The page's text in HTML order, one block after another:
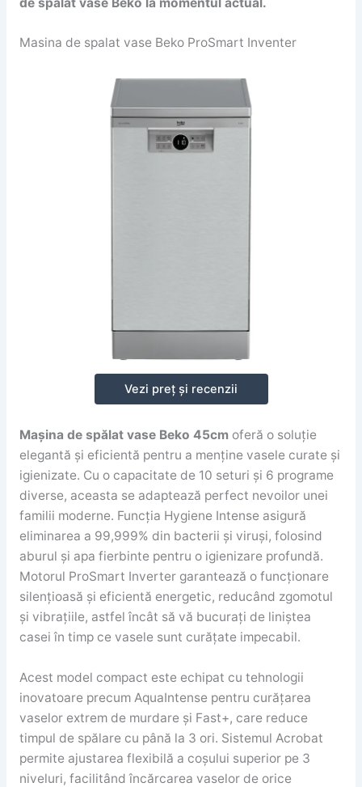
Masina de spalat vase Beko ProSmart Inventer
Vezi preț și recenzii
Mașina de spălat vase Beko 45cmoferă o soluție
elegantă și eficientă pentru a menține vasele curate și
igienizate. Cu o capacitate de 10 seturi și 6 programe
diverse, aceasta se adaptează perfect nevoilor unei
familii moderne. Funcția Hygiene Intense asigură
eliminarea a 99,999% din bacterii și viruși, folosind
aburul și apa fierbinte pentru o igienizare profundă.
Motorul ProSmart Inverter garantează o funcționare
silențioasă și eficientă energetic, reducând zgomotul
și vibrațiile, astfel încât să vă bucurați de liniștea
casei în timp ce vasele sunt curățate impecabil.
Acest model compact este echipat cu tehnologii
inovatoare precum AquaIntense pentru curățarea
vaselor extrem de murdare și Fast+, care reduce
timpul de spălare cu până la 3 ori. Sistemul Acrobat
permite ajustarea flexibilă a coșului superior pe 3
niveluri, facilitând încărcarea vaselor de orice